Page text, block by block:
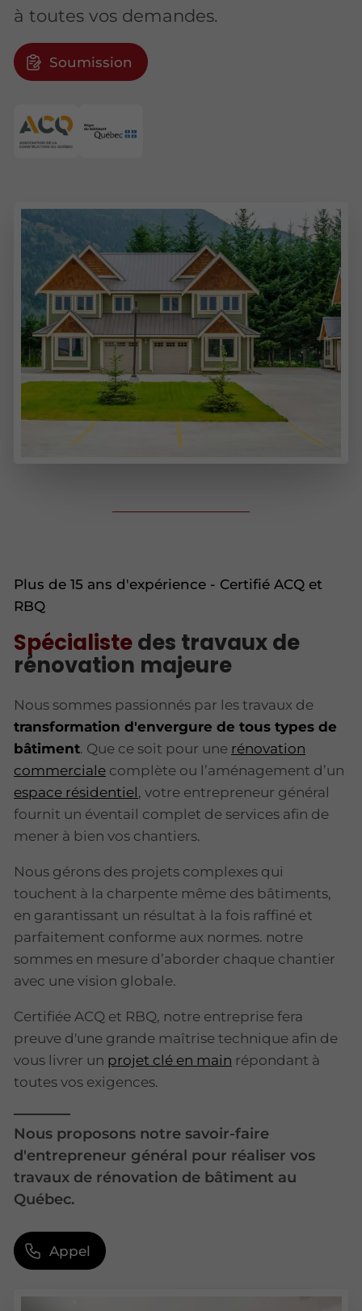
à toutes vos demandes.
Soumission
Plus de 15 ans d'expérience - Certifié ACQ et
RBQ
Spécialistedes travaux de
rénovation majeure
Nous sommes passionnés par les travaux de
transformation d'envergure de tous types de
bâtiment. Que ce soit pour une rénovation
commerciale complète ou l’aménagement d’un
espace résidentiel, votre entrepreneur général
fournit un éventail complet de services afin de
mener à bien vos chantiers.
Nous gérons des projets complexes qui
touchent à la charpente même des bâtiments,
en garantissant un résultat à la fois raffiné et
parfaitement conforme aux normes. notre
sommes en mesure d’aborder chaque chantier
avec une vision globale.
Certifiée ACQ et RBQ, notre entreprise fera
preuve d'une grande maîtrise technique afin de
vous livrer un projet clé en main répondant à
toutes vos exigences.
Nous proposons notre savoir-faire
d'entrepreneur général pour réaliser vos
travaux de rénovation de bâtiment au
Québec.
Appel